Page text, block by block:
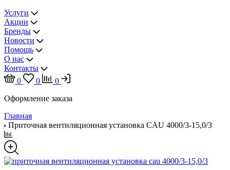
Услуги
Акции
Бренды
Новости
Помощь
О нас
Контакты
0
0
0
Оформление заказа
Главная
Приточная вентиляционная установка CAU 4000/3-15,0/3